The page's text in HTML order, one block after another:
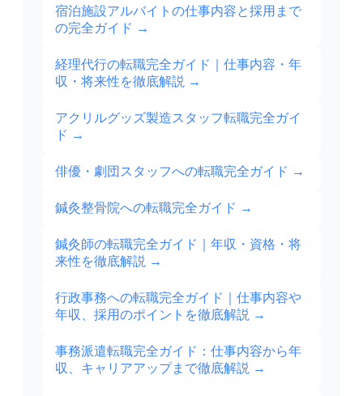
宿泊施設アルバイトの仕事内容と採用まで
の完全ガイド →
経理代行の転職完全ガイド｜仕事内容・年
収・将来性を徹底解説 →
アクリルグッズ製造スタッフ転職完全ガイ
ド →
俳優・劇団スタッフへの転職完全ガイド →
鍼灸整骨院への転職完全ガイド →
鍼灸師の転職完全ガイド｜年収・資格・将
来性を徹底解説 →
行政事務への転職完全ガイド｜仕事内容や
年収、採用のポイントを徹底解説 →
事務派遣転職完全ガイド：仕事内容から年
収、キャリアアップまで徹底解説 →